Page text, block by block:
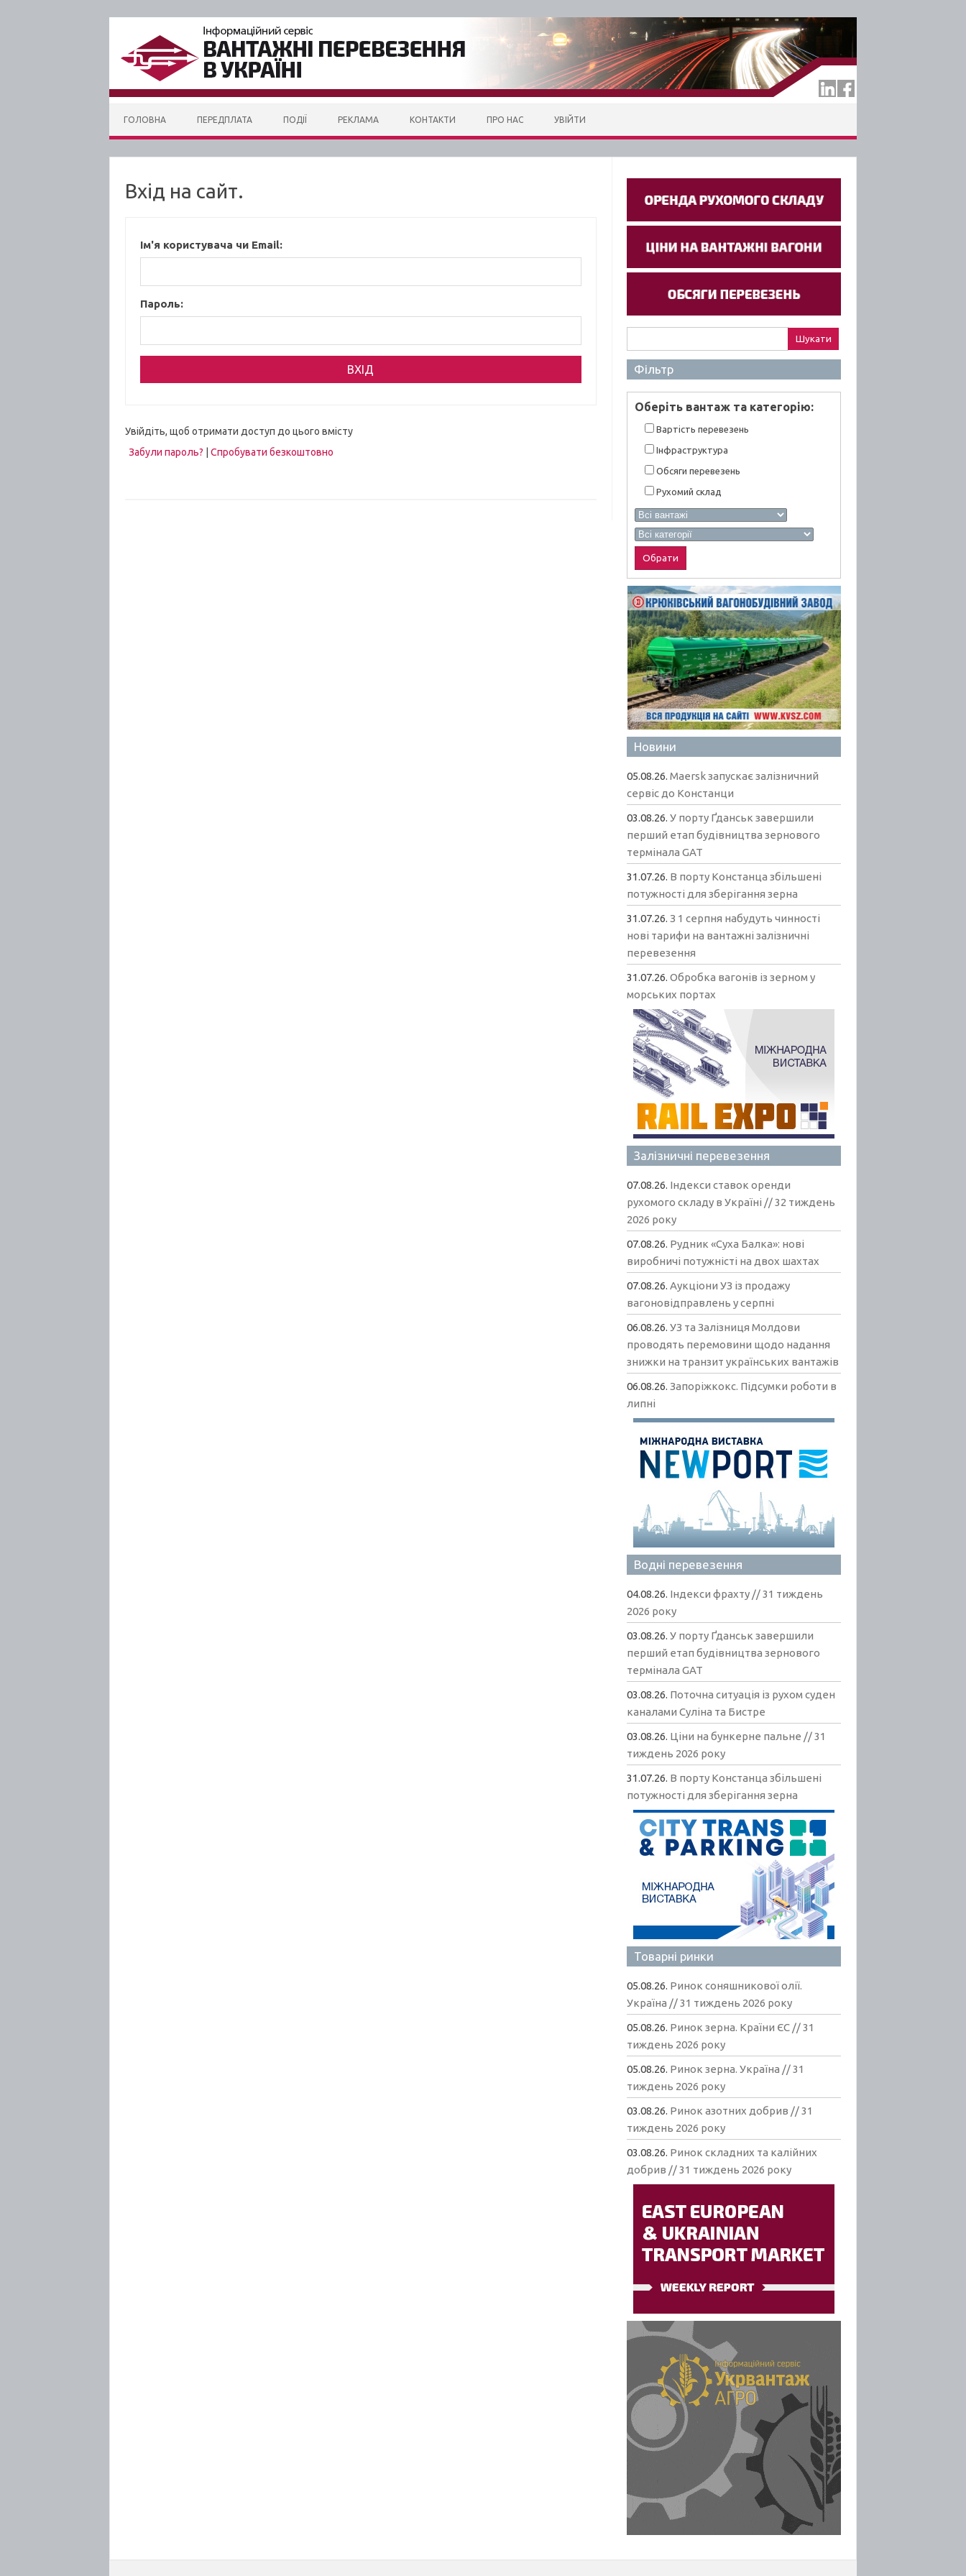
ГОЛОВНА ПЕРЕДПЛАТА ПОДІЇ РЕКЛАМА КОНТАКТИ ПРО НАС УВІЙТИ
Вхід на сайт.
Ім'я користувача чи Email:
Пароль:
Увійдіть, щоб отримати доступ до цього вмісту
Забули пароль?
Спробувати безкоштовно
Фільтр
Оберiть вантаж та категорiю:
Вартiсть перевезень
Інфраструктура
Обсяги перевезень
Рухомий склад
Новини
05.08.26.Maersk запускає залізничний
сервіс до Констанци
03.08.26.У порту Ґданськ завершили
перший етап будівництва зернового
термінала GAT
31.07.26. В порту Констанца збільшені
потужності для зберігання зерна
31.07.26.З 1 серпня набудуть чинності
нові тарифи на вантажні залізничні
перевезення
31.07.26.Обробка вагонів із зерном у
морських портах
Залізничні перевезення
07.08.26. Індекси ставок оренди
рухомого складу в Україні // 32 тиждень
2026 року
07.08.26. Рудник «Суха Балка»: нові
виробничі потужністі на двох шахтах
07.08.26.Аукціони УЗ із продажу
вагоновідправлень у серпні
06.08.26.УЗ та Залізниця Молдови
проводять перемовини щодо надання
знижки на транзит українських вантажів
06.08.26.Запоріжкокс. Підсумки роботи в
липні
Водні перевезення
04.08.26. Індекси фрахту // 31 тиждень
2026 року
03.08.26.У порту Ґданськ завершили
перший етап будівництва зернового
термінала GAT
03.08.26. Поточна ситуація із рухом суден
каналами Суліна та Бистре
03.08.26. Ціни на бункерне пальне // 31
тиждень 2026 року
31.07.26. В порту Констанца збільшені
потужності для зберігання зерна
Товарні ринки
05.08.26. Ринок соняшникової олії.
Україна // 31 тиждень 2026 року
05.08.26. Ринок зерна. Країни ЄС // 31
тиждень 2026 року
05.08.26. Ринок зерна. Україна // 31
тиждень 2026 року
03.08.26. Ринок азотних добрив // 31
тиждень 2026 року
03.08.26. Ринок складних та калійних
добрив // 31 тиждень 2026 року